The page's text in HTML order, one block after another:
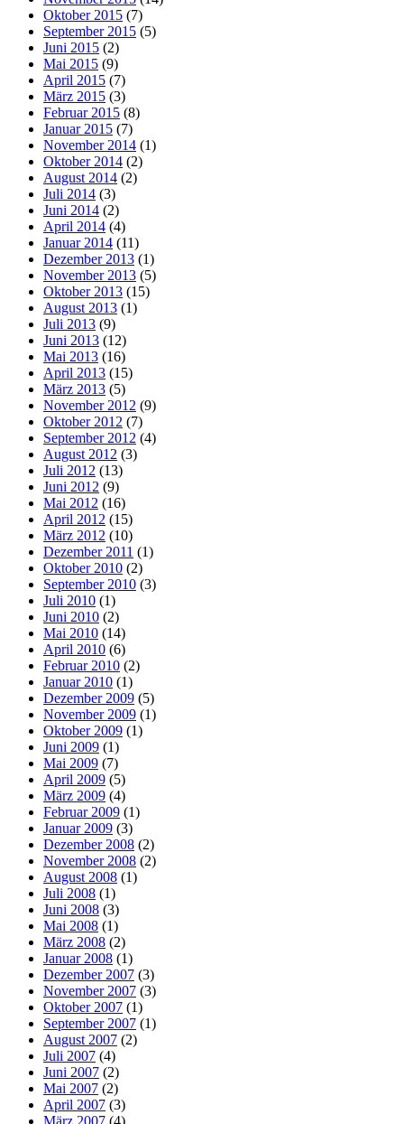
Oktober 2015 (7)
September 2015 (5)
Juni 2015 (2)
Mai 2015 (9)
April 2015 (7)
März 2015 (3)
Februar 2015 (8)
Januar 2015 (7)
November 2014 (1)
Oktober 2014 (2)
August 2014 (2)
Juli 2014 (3)
Juni 2014 (2)
April 2014 (4)
Januar 2014 (11)
Dezember 2013 (1)
November 2013 (5)
Oktober 2013 (15)
August 2013 (1)
Juli 2013 (9)
Juni 2013 (12)
Mai 2013 (16)
April 2013 (15)
März 2013 (5)
November 2012 (9)
Oktober 2012 (7)
September 2012 (4)
August 2012 (3)
Juli 2012 (13)
Juni 2012 (9)
Mai 2012 (16)
April 2012 (15)
März 2012 (10)
Dezember 2011 (1)
Oktober 2010 (2)
September 2010 (3)
Juli 2010 (1)
Juni 2010 (2)
Mai 2010 (14)
April 2010 (6)
Februar 2010 (2)
Januar 2010 (1)
Dezember 2009 (5)
November 2009 (1)
Oktober 2009 (1)
Juni 2009 (1)
Mai 2009 (7)
April 2009 (5)
März 2009 (4)
Februar 2009 (1)
Januar 2009 (3)
Dezember 2008 (2)
November 2008 (2)
August 2008 (1)
Juli 2008 (1)
Juni 2008 (3)
Mai 2008 (1)
März 2008 (2)
Januar 2008 (1)
Dezember 2007 (3)
November 2007 (3)
Oktober 2007 (1)
September 2007 (1)
August 2007 (2)
Juli 2007 (4)
Juni 2007 (2)
Mai 2007 (2)
April 2007 (3)
März 2007 (4)